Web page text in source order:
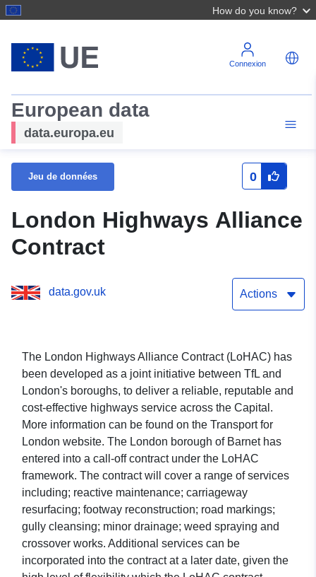
How do you know?
Connexion
European data
data.europa.eu
Jeu de données 0
London Highways Alliance
Contract
data.gov.uk Actions
The London Highways Alliance Contract (LoHAC) has
been developed as a joint initiative between TfL and
London's boroughs, to deliver a reliable, reputable and
cost-effective highways service across the Capital.
More information can be found on the Transport for
London website. The London borough of Barnet has
entered into a call-off contract under the LoHAC
framework. The contract will cover a range of services
including; reactive maintenance; carriageway
resurfacing; footway reconstruction; road markings;
gully cleansing; minor drainage; weed spraying and
crossover works. Additional services can be
incorporated into the contract at a later date, given the